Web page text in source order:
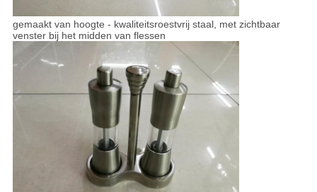
gemaakt van hoogte - kwaliteitsroestvrij staal, met zichtbaar
venster bij het midden van flessen